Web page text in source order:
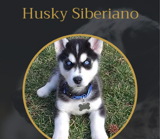
Husky Siberiano